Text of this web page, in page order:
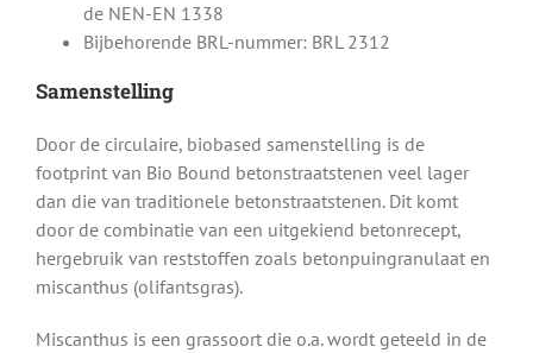
de NEN-EN 1338
Bijbehorende BRL-nummer: BRL 2312
Samenstelling
Door de circulaire, biobased samenstelling is de
footprint van Bio Bound betonstraatstenen veel lager
dan die van traditionele betonstraatstenen. Dit komt
door de combinatie van een uitgekiend betonrecept,
hergebruik van reststoffen zoals betonpuingranulaat en
miscanthus (olifantsgras).
Miscanthus is een grassoort die o.a. wordt geteeld in de